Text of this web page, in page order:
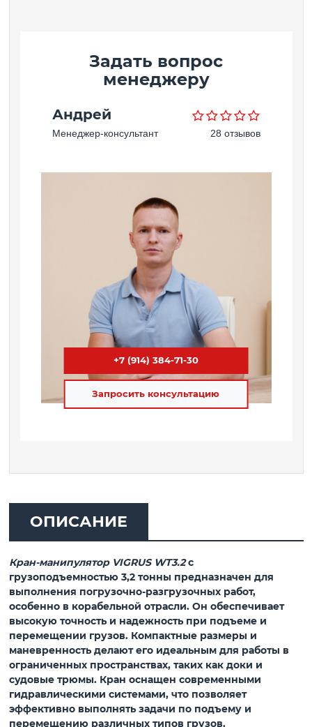
Задать вопрос
менеджеру
Андрей
Менеджер-консультант 28 отзывов
+7 (914) 384-71-30
Запросить консультацию
ОПИСАНИЕ
Кран-манипулятор VIGRUS WT3.2с
грузоподъемностью 3,2 тонны предназначен для
выполнения погрузочно-разгрузочных работ,
особенно в корабельной отрасли. Он обеспечивает
высокую точность и надежность при подъеме и
перемещении грузов. Компактные размеры и
маневренность делают его идеальным для работы в
ограниченных пространствах, таких как доки и
судовые трюмы. Кран оснащен современными
гидравлическими системами, что позволяет
эффективно выполнять задачи по подъему и
перемещению различных типов грузов.